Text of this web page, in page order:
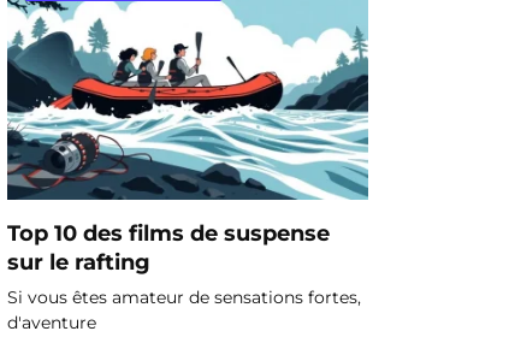
Top 10 des films de suspense
sur le rafting
Si vous êtes amateur de sensations fortes,
d'aventure